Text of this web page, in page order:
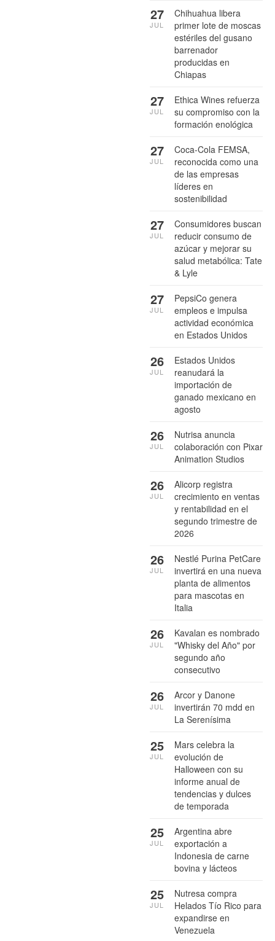
Chihuahua libera
primer lote de moscas
estériles del gusano
barrenador
producidas en
Chiapas
27
JUL
Ethica Wines refuerza
su compromiso con la
formación enológica
27
JUL
Coca-Cola FEMSA,
reconocida como una
de las empresas
líderes en
sostenibilidad
27
JUL
Consumidores buscan
reducir consumo de
azúcar y mejorar su
salud metabólica: Tate
& Lyle
27
JUL
PepsiCo genera
empleos e impulsa
actividad económica
en Estados Unidos
27
JUL
Estados Unidos
reanudará la
importación de
ganado mexicano en
agosto
26
JUL
Nutrisa anuncia
colaboración con Pixar
Animation Studios
26
JUL
Alicorp registra
crecimiento en ventas
y rentabilidad en el
segundo trimestre de
2026
26
JUL
Nestlé Purina PetCare
invertirá en una nueva
planta de alimentos
para mascotas en
Italia
26
JUL
Kavalan es nombrado
"Whisky del Año" por
segundo año
consecutivo
26
JUL
Arcor y Danone
invertirán 70 mdd en
La Serenísima
26
JUL
Mars celebra la
evolución de
Halloween con su
informe anual de
tendencias y dulces
de temporada
25
JUL
Argentina abre
exportación a
Indonesia de carne
bovina y lácteos
25
JUL
Nutresa compra
Helados Tío Rico para
expandirse en
Venezuela
25
JUL